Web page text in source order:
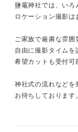
鹽竈神社では、い
ロケーション撮影は
ご家族で厳粛な雰囲
自由に撮影タイムを
希望カットも受付
神社式の流れなど
お待ちしております